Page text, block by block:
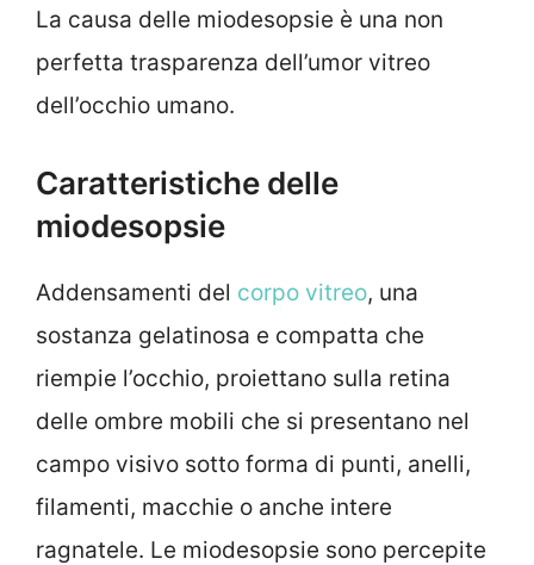
La causa delle miodesopsie è una non
perfetta trasparenza dell’umor vitreo
dell’occhio umano.
Caratteristiche delle
miodesopsie
Addensamenti del corpo vitreo, una
sostanza gelatinosa e compatta che
riempie l’occhio, proiettano sulla retina
delle ombre mobili che si presentano nel
campo visivo sotto forma di punti, anelli,
filamenti, macchie o anche intere
ragnatele. Le miodesopsie sono percepite